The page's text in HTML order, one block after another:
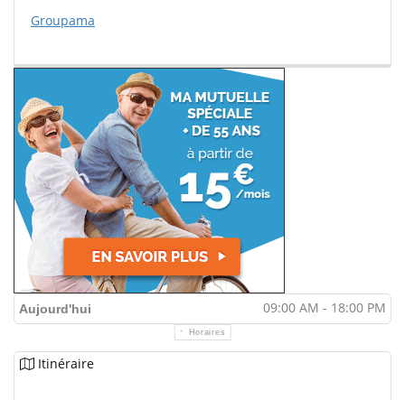
Groupama
Aujourd'hui 09:00 AM - 18:00 PM
Horaires
Itinéraire